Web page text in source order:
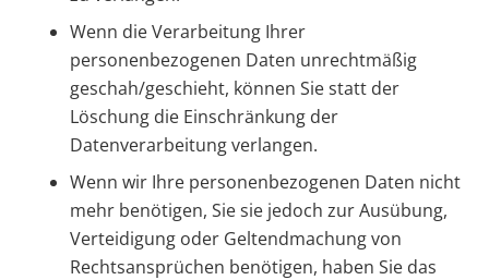
Wenn die Verarbeitung Ihrer
personenbezogenen Daten unrechtmäßig
geschah/geschieht, können Sie statt der
Löschung die Einschränkung der
Datenverarbeitung verlangen.
Wenn wir Ihre personenbezogenen Daten nicht
mehr benötigen, Sie sie jedoch zur Ausübung,
Verteidigung oder Geltendmachung von
Rechtsansprüchen benötigen, haben Sie das